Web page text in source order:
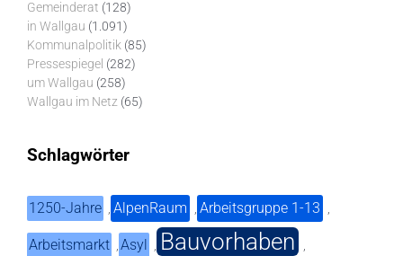
Gemeinderat (128)
in Wallgau (1.091)
Kommunalpolitik (85)
Pressespiegel (282)
um Wallgau (258)
Wallgau im Netz (65)
Schlagwörter
1250-Jahre , AlpenRaum , Arbeitsgruppe 1-13 ,
Arbeitsmarkt ,Asyl , Bauvorhaben ,